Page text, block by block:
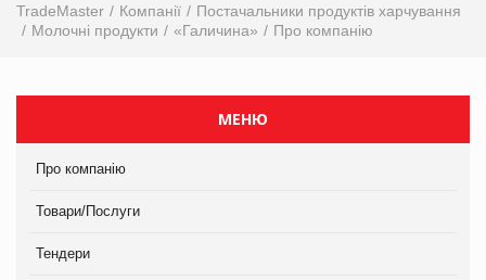
TradeMaster Компанії
Постачальники продуктів харчування
Молочні продукти
«Галичина» Про компанію
МЕНЮ
Про компанію
Товари/Послуги
Тендери